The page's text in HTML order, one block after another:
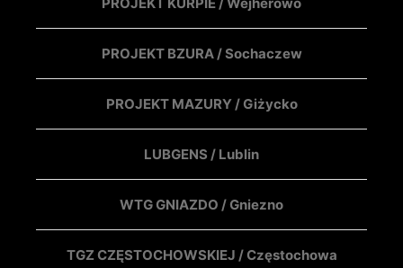
PROJEKT BZURA / Sochaczew
PROJEKT MAZURY / Giżycko
LUBGENS / Lublin
WTG GNIAZDO / Gniezno
TGZ CZĘSTOCHOWSKIEJ / Częstochowa